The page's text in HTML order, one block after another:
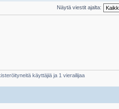
Näytä viestit ajalta:
käyttäjiä ja 1 vierailijaa